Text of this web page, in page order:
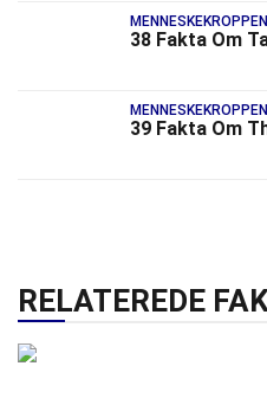
MENNESKEKROPPEN
38 Fakta Om
MENNESKEKROPPEN
39 Fakta Om
RELATEREDE